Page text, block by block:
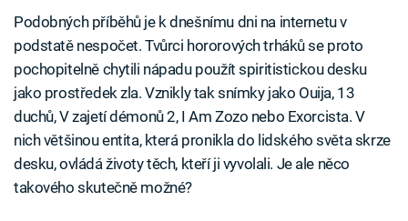
Podobných příběhů je k dnešnímu dni na internetu v
podstatě nespočet. Tvůrci hororových trháků se proto
pochopitelně chytili nápadu použít spiritistickou desku
jako prostředek zla. Vznikly tak snímky jako Ouija, 13
duchů, V zajetí démonů 2, I Am Zozo nebo Exorcista. V
nich většinou entita, která pronikla do lidského světa skrze
desku, ovládá životy těch, kteří ji vyvolali. Je ale něco
takového skutečně možné?